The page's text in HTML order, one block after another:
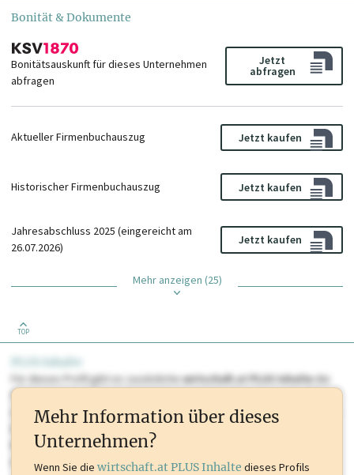
Mitglied
Bonität & Dokumente
Bonitätsauskunft für dieses Unternehmen
abfragen
Jetzt
abfragen
Aktueller Firmenbuchauszug Jetzt kaufen
Historischer Firmenbuchauszug Jetzt kaufen
Jahresabschluss 2025 (eingereicht am
26.07.2026)
Jetzt kaufen
Mehr anzeigen (25)
TOP
PLUS Inhalte
Für dieses Profil gibt es zusätzlichewirtschaft.at PLUS Inhaltedie
Sie momentan nicht einsehen können. Schalten Sie dieses Profil frei
oder loggen Sie sich ein um diese Inhalte zu sehen. wirtschaft.at PLUS
Marken, Patente, Rechtstatsachen, OTS-Aussendungen, und viele
mehr.
Mehr Information über dieses
Unternehmen?
Wenn Sie die wirtschaft.at PLUS Inhalte dieses Profils